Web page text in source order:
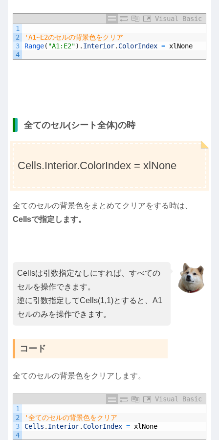
Visual Basic
1
2
3
4
'A1~E2のセルの背景色をクリア
Range( "A1:E2") . Interior. ColorIndex = xlNone
全てのセル(シート全体)の時
Cells.Interior.ColorIndex = xlNone
全てのセルの背景色をまとめてクリアをする時は、
Cellsで指定します。
Cellsは引数指定なしにすれば、すべての
セルを操作できます。
逆に引数指定してCells(1,1)とすると、A1
セルのみを操作できます。
コード
全てのセルの背景色をクリアします。
Visual Basic
1
2
3
4
'全てのセルの背景色をクリア
Cells . Interior. ColorIndex = xlNone